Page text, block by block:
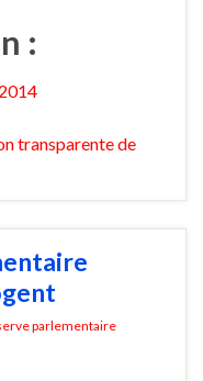
:
transparente de
parlementaire